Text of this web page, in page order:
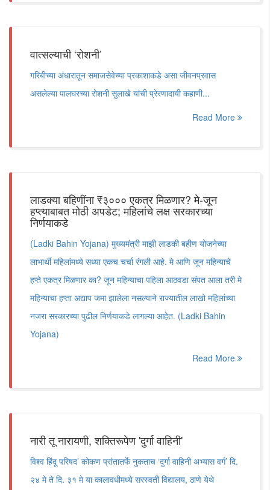
वात्सल्याची ‌‘रोशनी‌’
गरिबीच्या अंधारातून समाजसेवेच्या प्रकाशाकडे असा जीवनप्रवास
असलेल्या पालघरच्या रोशनी सुलाखे यांची प्रेरणादायी कहाणी...
Read More
लाडक्या बहिणींना ₹३००० एकत्र मिळणार? मे-जून
हप्त्याबाबत मोठी अपडेट; महिलांचे लक्ष सरकारच्या
निर्णयाकडे
(Ladki Bahin Yojana) मुख्यमंत्री माझी लाडकी बहीण योजनेच्या
लाभार्थी महिलांमध्ये सध्या एकच चर्चा रंगली आहे. मे आणि जून महिन्याचे
हप्ते एकत्र मिळणार का? जून महिन्याचा पहिला आठवडा संपत आला तरी मे
महिन्याचा हप्ता अद्याप जमा झालेला नसल्याने राज्यातील लाखो महिलांच्या
नजरा सरकारच्या पुढील निर्णयाकडे लागल्या आहेत. (Ladki Bahin
Yojana)
Read More
नारी तू नारायणी, शक्तिरूपेण 'दुर्गा वाहिनी'
विश्व हिंदू परिषद’ कोकण प्रांतातर्फे नुकताच ‘दुर्गा वाहिनी अभ्यास वर्ग’ दि.
२४ मे ते दि. ३१ मे या कालावधीमध्ये सरस्वती विद्यालय, ठाणे येथे